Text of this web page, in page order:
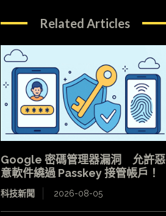
Related Articles
Google 密碼管理器漏洞 允許惡
意軟件繞過 Passkey 接管帳戶！
科技新聞 2026-08-05